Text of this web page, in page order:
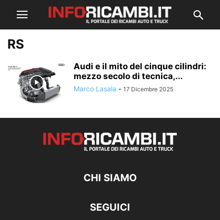
RS
Audi e il mito del cinque cilindri:
mezzo secolo di tecnica,...
Marco Lasala - 17 Dicembre 2025
CHI SIAMO
SEGUICI